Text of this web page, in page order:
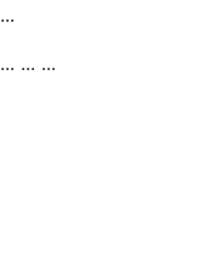
...
... ... ...